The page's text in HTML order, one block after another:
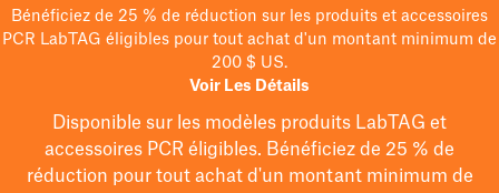
Bénéficiez de 25 % de réduction sur les produits et accessoires
PCR LabTAG éligibles pour tout achat d'un montant minimum de
200 $ US.
Voir Les Détails
Disponible sur les modèles produits LabTAG et
accessoires PCR éligibles. Bénéficiez de 25 % de
réduction pour tout achat d'un montant minimum de